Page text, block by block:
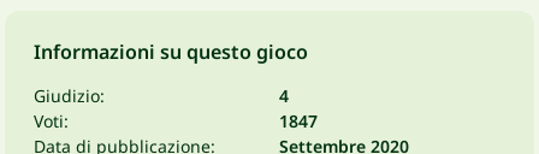
Informazioni su questo gioco
Giudizio:
4
Voti:
1847
Data di pubblicazione:
Settembre 2020